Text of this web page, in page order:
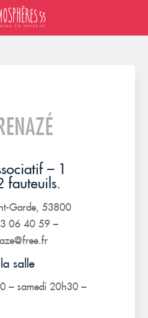
– 1
fauteuils.
Garde, 53800
06 40 59 –
salle
– samedi 20h30 –